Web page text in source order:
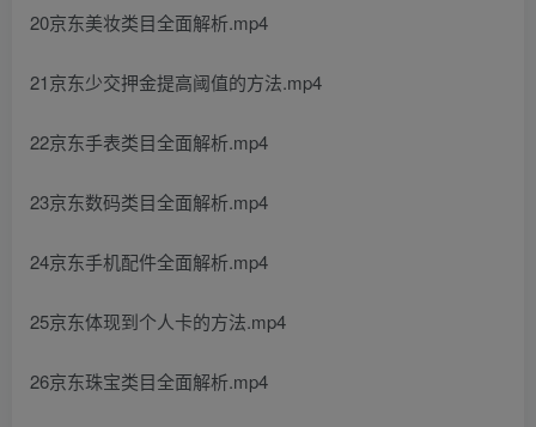
20京东美妆类目全面解析.mp4
21京东少交押金提高阈值的方法.mp4
22京东手表类目全面解析.mp4
23京东数码类目全面解析.mp4
24京东手机配件全面解析.mp4
25京东体现到个人卡的方法.mp4
26京东珠宝类目全面解析.mp4